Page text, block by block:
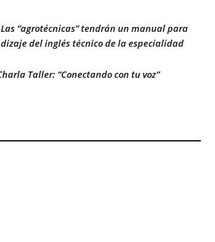
Las “agrotécnicas” tendrán un manual para
del inglés técnico de la especialidad
Taller: “Conectando con tu voz”